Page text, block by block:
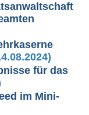
für das
im Mini-